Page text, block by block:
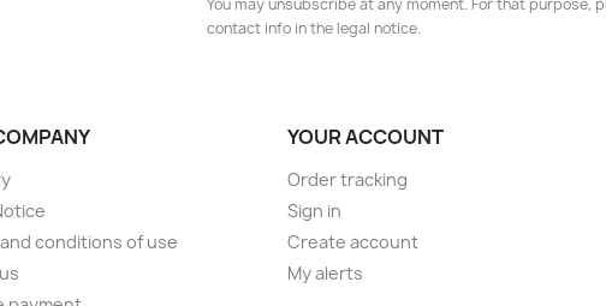
contact info in the legal notice.
conditions of use
YOUR ACCOUNT
Order tracking
Sign in
Create account
My alerts